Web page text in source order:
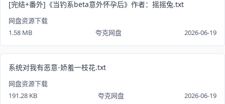
[完结+番外]《当钓系beta意外怀孕后》作者：摇摇兔.txt
网盘资源下载
1.58 MB
夸克网盘 2026-06-19
系统对我有恶意-娇羞一枝花.txt
网盘资源下载
191.28 KB
夸克网盘 2026-06-19